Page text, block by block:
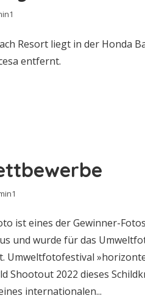
Resort liegt in der Honda
entfernt.
ist eines der Gewinner-
und wurde für das
Umweltfotofestival
Shootout 2022 dieses
internationalen...